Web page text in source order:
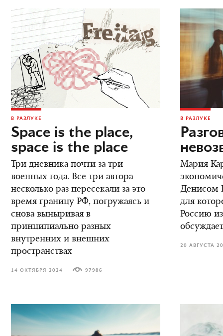
В РАЗЛУКЕ
Space is the place,
space is the place
Три дневника почти за три
военных года. Все три автора
несколько раз пересекали за это
время границу РФ, погружаясь и
снова выныривая в
принципиально разных
внутренних и внешних
пространствах
14 ОКТЯБРЯ 2024 97986
В РАЗЛУКЕ
Мария
Денисом
для
Россию
20 АВГУСТА